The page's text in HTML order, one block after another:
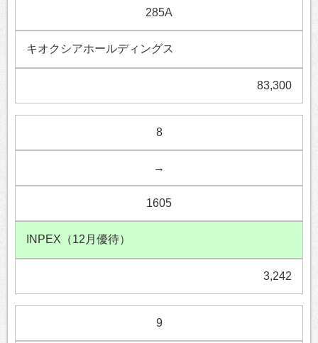
285A
キオクシアホールディングス
83,300
8
→
1605
INPEX（12月優待）
3,242
9